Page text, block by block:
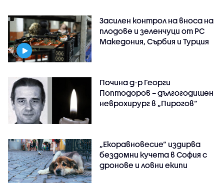
Засилен контрол на вноса на
плодове и зеленчуци от РС
Македония, Сърбия и Турция
Почина д-р Георги
Поптодоров – дългогодишен
неврохирург в „Пирогов“
„Екоравновесие“ издирва
бездомни кучета в София с
дронове и ловни екипи